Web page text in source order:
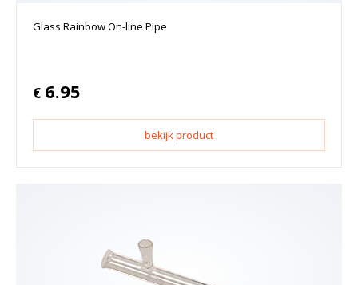
Glass Rainbow On-line Pipe
€ 6.95
bekijk product